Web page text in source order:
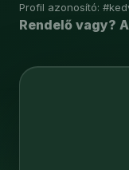
Profil azonosító:
Rendelő vagy?